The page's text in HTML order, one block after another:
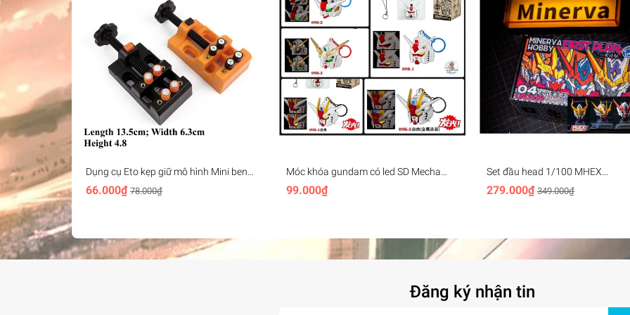
Dụng cụ Eto kẹp giữ mô hình Mini bench
vise plastic
66.000₫ 78.000₫
Móc khóa gundam có led SD Mecha
Head Key Chain (rx78, unicorn,
freedom, aerial,..)
99.000₫
Set đầu head 1/100 MHEX
HEADMASTER Vajra 04 Barbatos
Wolverine - Minerva (+led)
279.000₫ 349.000₫
Đăng ký nhận tin